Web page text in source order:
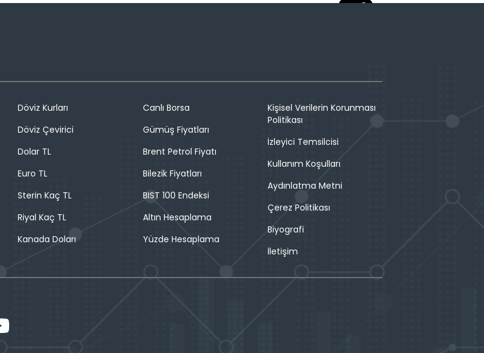
Döviz Kurları
Döviz Çevirici
Dolar TL
Euro TL
Sterin Kaç TL
Riyal Kaç TL
Kanada Doları
Canlı Borsa
Gümüş Fiyatları
Brent Petrol Fiyatı
Bilezik Fiyatları
BIST 100 Endeksi
Altın Hesaplama
Yüzde Hesaplama
Kişisel Verilerin Korunması
Politikası
İzleyici Temsilcisi
Kullanım Koşulları
Aydınlatma Metni
Çerez Politikası
Biyografi
İletişim